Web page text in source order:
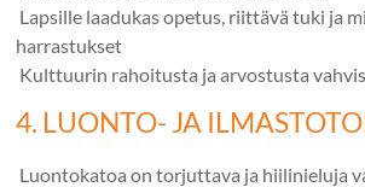
Lapsille laadukas opetus, riittävä tuki ja
harrastukset
Kulttuurin rahoitusta ja arvostusta
4. LUONTO- JA
Luontokatoa on torjuttava ja hiilinieluja